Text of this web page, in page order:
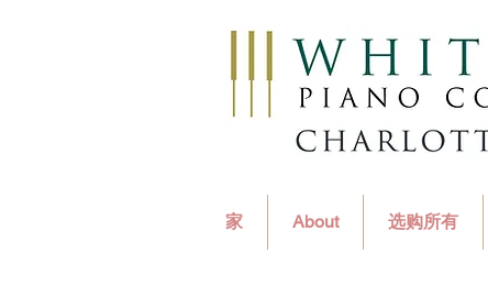
家 About 选购所有